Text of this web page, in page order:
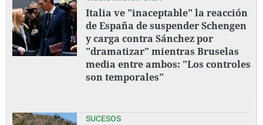
Italia ve "inaceptable" la reacción
de España de suspender Schengen
y carga contra Sánchez por
"dramatizar" mientras Bruselas
media entre ambos: "Los controles
son temporales"
SUCESOS